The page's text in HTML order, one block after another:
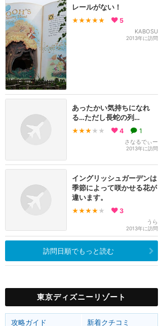
レールがない！
★★★★★ 5
KABOSU
2013年に訪問
あったかい気持ちになれ
る…ただし長蛇の列…
★★★ ★★ 4 1
さなるでぃー
2013年に訪問
イングリッシュガーデンは
季節によって咲かせる花が
違います。
★★★★ ★ 3
うら
2013年に訪問
訪問日順でもっと読む
東京ディズニーリゾート
攻略ガイド
新着クチコミ